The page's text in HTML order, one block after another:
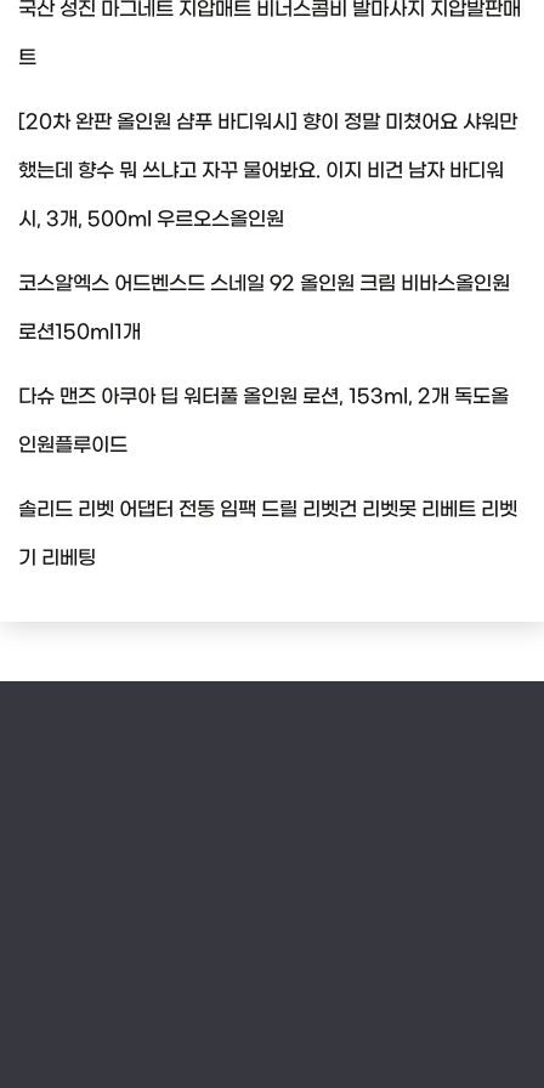
국산 성진 마그네트 지압매트 비너스콤비 발마사지 지압발판매
트
[20차 완판 올인원 샴푸 바디워시] 향이 정말 미쳤어요 샤워만
했는데 향수 뭐 쓰냐고 자꾸 물어봐요. 이지 비건 남자 바디워
시, 3개, 500ml 우르오스올인원
코스알엑스 어드벤스드 스네일 92 올인원 크림 비바스올인원
로션150ml1개
다슈 맨즈 아쿠아 딥 워터풀 올인원 로션, 153ml, 2개 독도올
인원플루이드
솔리드 리벳 어댑터 전동 임팩 드릴 리벳건 리벳못 리베트 리벳
기 리베팅